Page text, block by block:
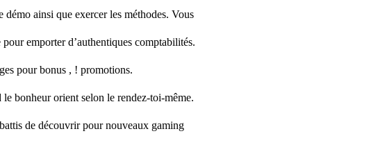
ainsi que exercer les méthodes. Vous
emporter d’authentiques comptabilités.
pour bonus , ! promotions.
bonheur orient selon le rendez-toi-même.
de découvrir pour nouveaux gaming